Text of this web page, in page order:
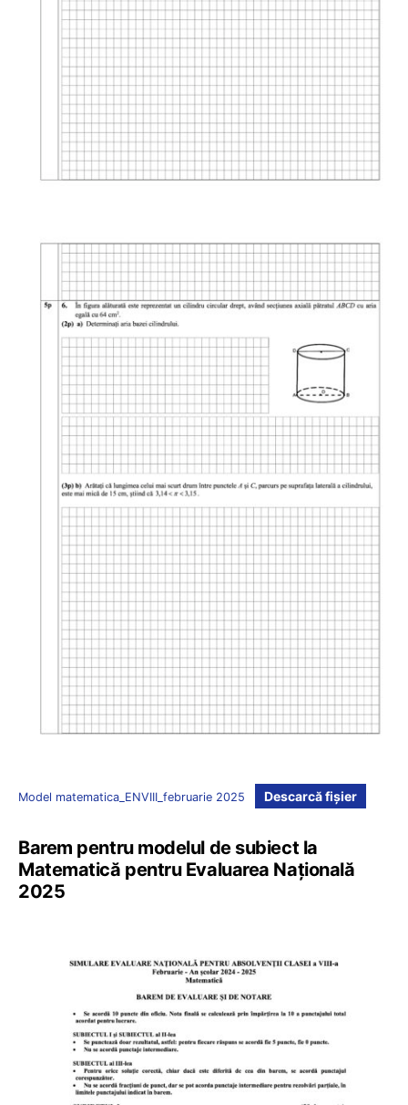
Model matematica_ENVIII_februarie 2025 Descarcă fișier
Barem pentru modelul de subiect la
Matematică pentru Evaluarea Națională
2025